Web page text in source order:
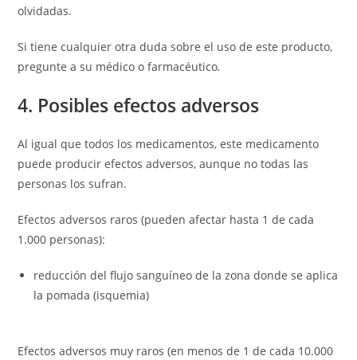
olvidadas.
Si tiene cualquier otra duda sobre el uso de este producto,
pregunte a su médico o farmacéutico.
4. Posibles efectos adversos
Al igual que todos los medicamentos, este medicamento
puede producir efectos adversos, aunque no todas las
personas los sufran.
Efectos adversos raros (pueden afectar hasta 1 de cada
1.000 personas):
reducción del flujo sanguíneo de la zona donde se aplica
la pomada (isquemia)
Efectos adversos muy raros (en menos de 1 de cada 10.000